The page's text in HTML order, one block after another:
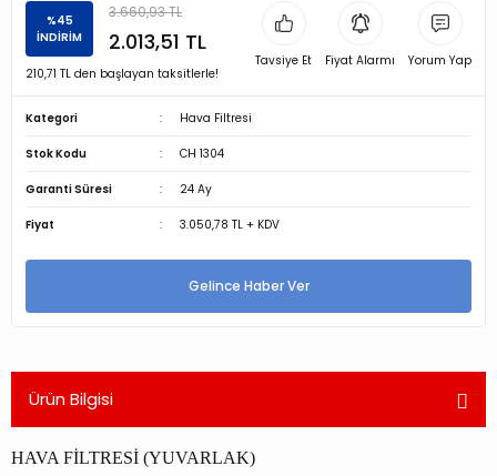
%45
İNDİRİM
3.660,93 TL
2.013,51 TL
210,71 TL den başlayan taksitlerle!
Tavsiye Et Fiyat Alarmı Yorum Yap
Kategori Hava Filtresi
Stok Kodu CH 1304
Garanti Süresi 24 Ay
Fiyat 3.050,78 TL + KDV
Gelince Haber Ver
Ürün Bilgisi
HAVA FİLTRESİ (YUVARLAK)